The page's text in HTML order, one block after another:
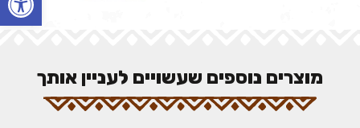
מוצרים נוספים שעשויים לעניין אותך